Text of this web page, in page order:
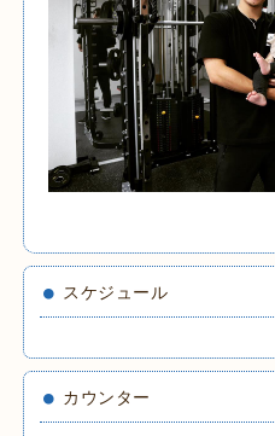
スケジュール
カウンター